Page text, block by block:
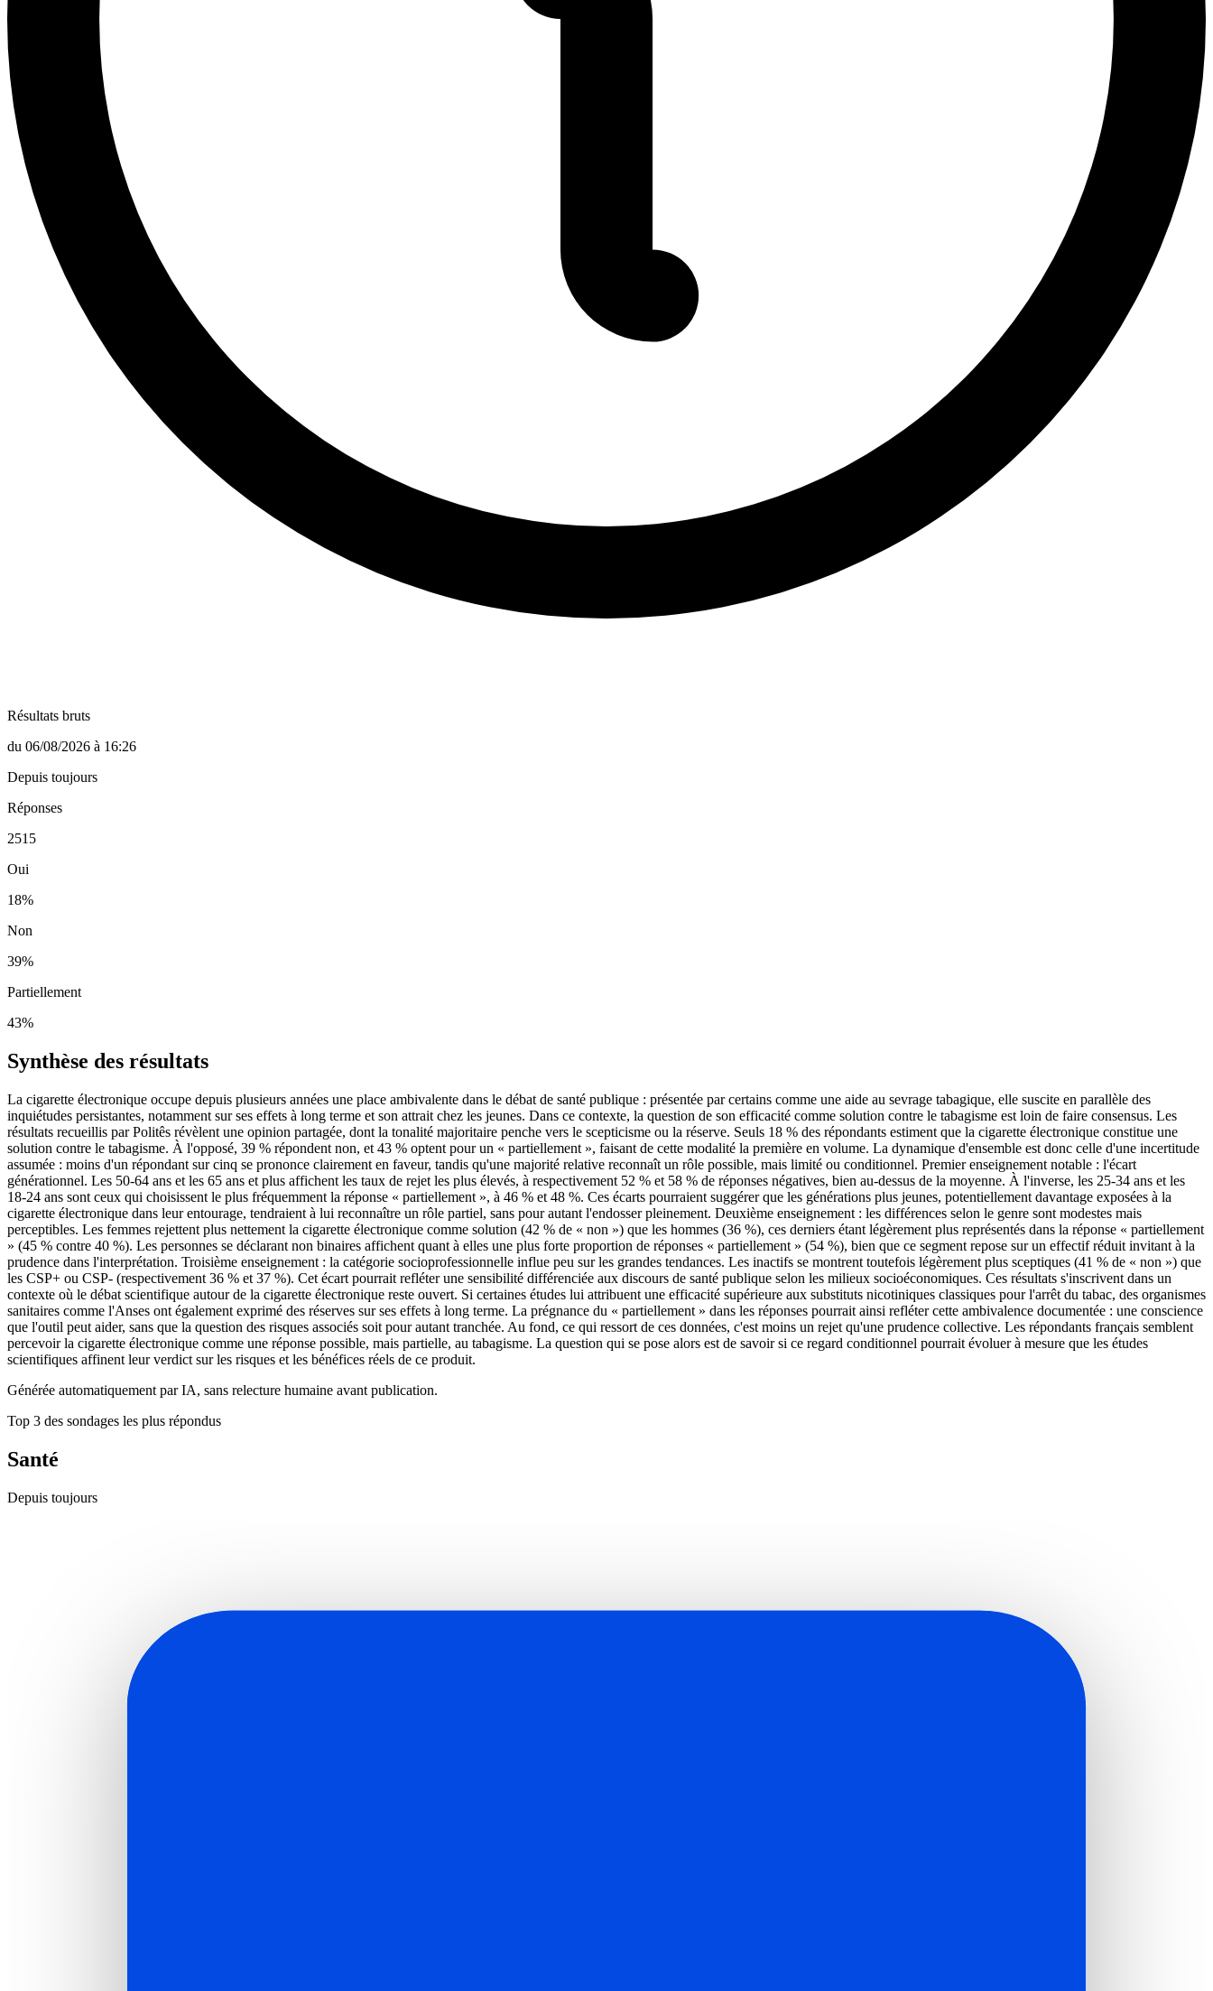
Résultats bruts
du 06/08/2026 à 16:26
Depuis toujours
Réponses
2515
Oui
18%
Non
39%
Partiellement
43%
Synthèse des résultats
La cigarette électronique occupe depuis plusieurs années une place ambivalente dans le débat de santé publique : présentée par certains comme une aide au sevrage tabagique, elle suscite en parallèle des
inquiétudes persistantes, notamment sur ses effets à long terme et son attrait chez les jeunes. Dans ce contexte, la question de son efficacité comme solution contre le tabagisme est loin de faire consensus. Les
résultats recueillis par Politês révèlent une opinion partagée, dont la tonalité majoritaire penche vers le scepticisme ou la réserve. Seuls 18 % des répondants estiment que la cigarette électronique constitue une
solution contre le tabagisme. À l'opposé, 39 % répondent non, et 43 % optent pour un « partiellement », faisant de cette modalité la première en volume. La dynamique d'ensemble est donc celle d'une incertitude
assumée : moins d'un répondant sur cinq se prononce clairement en faveur, tandis qu'une majorité relative reconnaît un rôle possible, mais limité ou conditionnel. Premier enseignement notable : l'écart
générationnel. Les 50-64 ans et les 65 ans et plus affichent les taux de rejet les plus élevés, à respectivement 52 % et 58 % de réponses négatives, bien au-dessus de la moyenne. À l'inverse, les 25-34 ans et les
18-24 ans sont ceux qui choisissent le plus fréquemment la réponse « partiellement », à 46 % et 48 %. Ces écarts pourraient suggérer que les générations plus jeunes, potentiellement davantage exposées à la
cigarette électronique dans leur entourage, tendraient à lui reconnaître un rôle partiel, sans pour autant l'endosser pleinement. Deuxième enseignement : les différences selon le genre sont modestes mais
perceptibles. Les femmes rejettent plus nettement la cigarette électronique comme solution (42 % de « non ») que les hommes (36 %), ces derniers étant légèrement plus représentés dans la réponse « partiellement
» (45 % contre 40 %). Les personnes se déclarant non binaires affichent quant à elles une plus forte proportion de réponses « partiellement » (54 %), bien que ce segment repose sur un effectif réduit invitant à la
prudence dans l'interprétation. Troisième enseignement : la catégorie socioprofessionnelle influe peu sur les grandes tendances. Les inactifs se montrent toutefois légèrement plus sceptiques (41 % de « non ») que
les CSP+ ou CSP- (respectivement 36 % et 37 %). Cet écart pourrait refléter une sensibilité différenciée aux discours de santé publique selon les milieux socioéconomiques. Ces résultats s'inscrivent dans un
contexte où le débat scientifique autour de la cigarette électronique reste ouvert. Si certaines études lui attribuent une efficacité supérieure aux substituts nicotiniques classiques pour l'arrêt du tabac, des organismes
sanitaires comme l'Anses ont également exprimé des réserves sur ses effets à long terme. La prégnance du « partiellement » dans les réponses pourrait ainsi refléter cette ambivalence documentée : une conscience
que l'outil peut aider, sans que la question des risques associés soit pour autant tranchée. Au fond, ce qui ressort de ces données, c'est moins un rejet qu'une prudence collective. Les répondants français semblent
percevoir la cigarette électronique comme une réponse possible, mais partielle, au tabagisme. La question qui se pose alors est de savoir si ce regard conditionnel pourrait évoluer à mesure que les études
scientifiques affinent leur verdict sur les risques et les bénéfices réels de ce produit.
Générée automatiquement par IA, sans relecture humaine avant publication.
Top 3 des sondages les plus répondus
Santé
Depuis toujours